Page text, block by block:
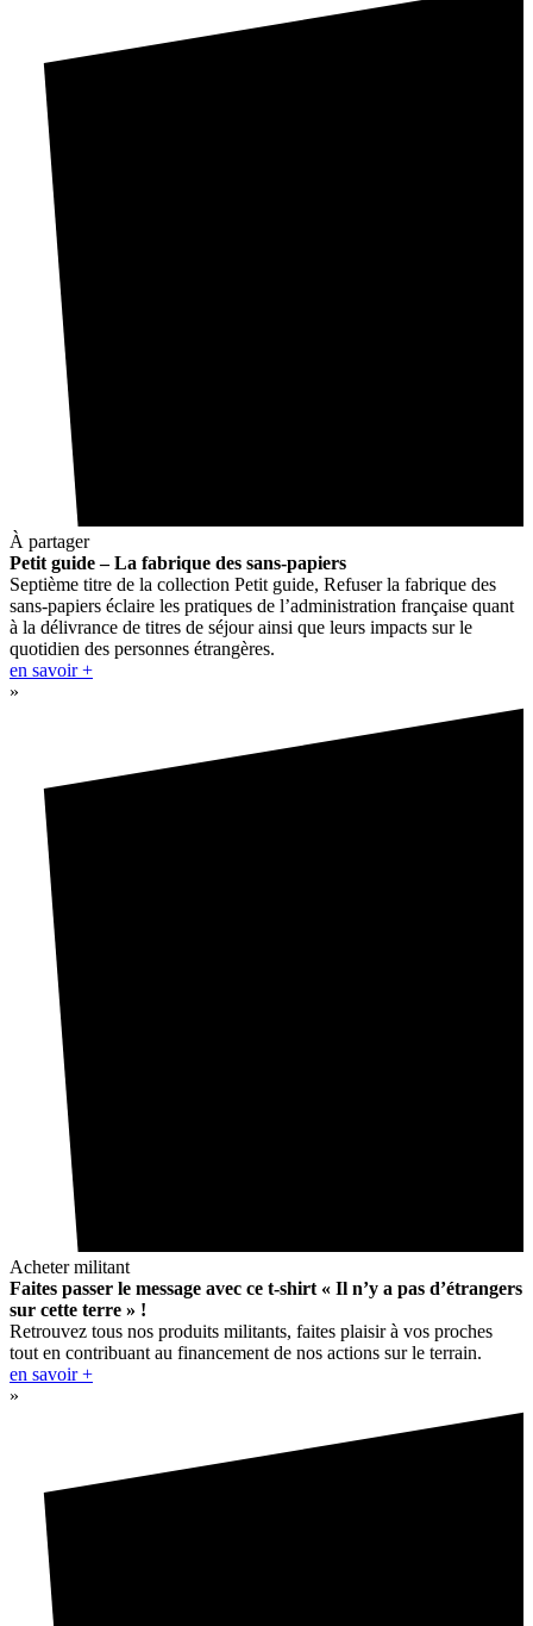
À partager
Petit guide – La fabrique des sans-papiers
Septième titre de la collection Petit guide, Refuser la fabrique des
sans-papiers éclaire les pratiques de l’administration française quant
à la délivrance de titres de séjour ainsi que leurs impacts sur le
quotidien des personnes étrangères.
en savoir +
»
Acheter militant
Faites passer le message avec ce t-shirt « Il n’y a pas d’étrangers
sur cette terre » !
Retrouvez tous nos produits militants, faites plaisir à vos proches
tout en contribuant au financement de nos actions sur le terrain.
en savoir +
»